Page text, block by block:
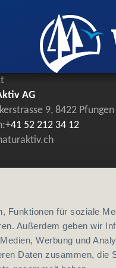
Funktionen für soziale
Außerdem geben wir
Werbung und
Daten zusammen, die
AG
9, 8422 Pfungen
+41 52 212 34 12